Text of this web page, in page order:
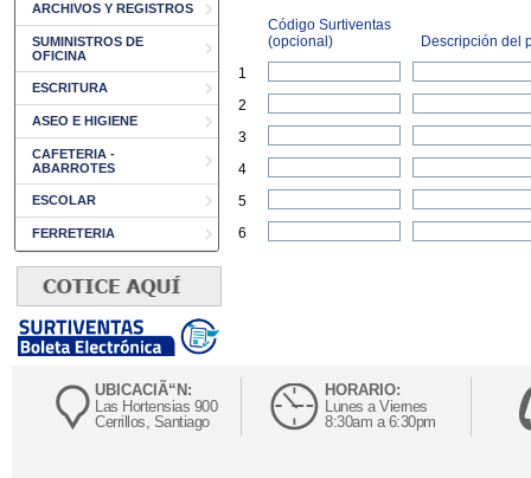
ARCHIVOS Y REGISTROS
SUMINISTROS DE
OFICINA
ESCRITURA
ASEO E HIGIENE
CAFETERIA -
ABARROTES
ESCOLAR
FERRETERIA
Código Surtiventas
(opcional)
Descripción del
1
2
3
4
5
6
UBICACIÃ“N:
Las Hortensias 900
Cerrillos, Santiago
HORARIO:
Lunes a Viernes
8:30am a 6:30pm